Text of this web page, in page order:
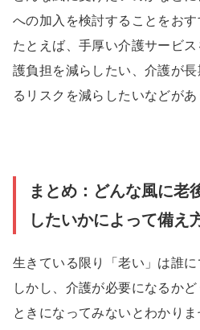
への加入を検討することをおす
たとえば、手厚い介護サービ
護負担を減らしたい、介護が
るリスクを減らしたいなどがあ
まとめ：どんな風に老
したいかによって備え
生きている限り「老い」は誰に
しかし、介護が必要になるか
ときになってみないとわかりま